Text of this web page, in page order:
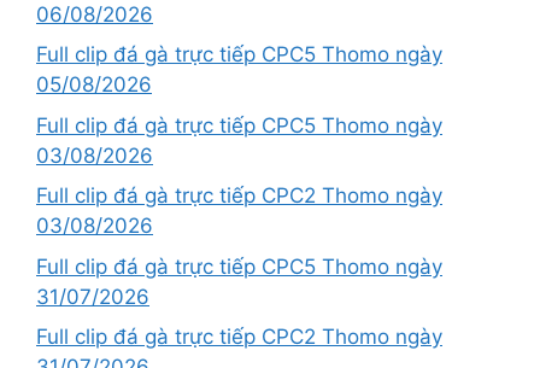
06/08/2026
Full clip đá gà trực tiếp CPC5 Thomo ngày
05/08/2026
Full clip đá gà trực tiếp CPC5 Thomo ngày
03/08/2026
Full clip đá gà trực tiếp CPC2 Thomo ngày
03/08/2026
Full clip đá gà trực tiếp CPC5 Thomo ngày
31/07/2026
Full clip đá gà trực tiếp CPC2 Thomo ngày